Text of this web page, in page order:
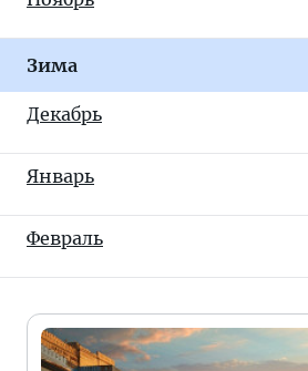
Зима
Декабрь
Январь
Февраль